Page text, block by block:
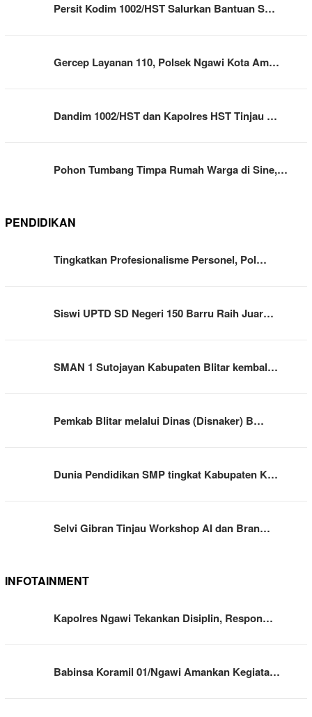
Persit Kodim 1002/HST Salurkan Bantuan S…
Gercep Layanan 110, Polsek Ngawi Kota Am…
Dandim 1002/HST dan Kapolres HST Tinjau …
Pohon Tumbang Timpa Rumah Warga di Sine,…
PENDIDIKAN
Tingkatkan Profesionalisme Personel, Pol…
Siswi UPTD SD Negeri 150 Barru Raih Juar…
SMAN 1 Sutojayan Kabupaten Blitar kembal…
Pemkab Blitar melalui Dinas (Disnaker) B…
Dunia Pendidikan SMP tingkat Kabupaten K…
Selvi Gibran Tinjau Workshop AI dan Bran…
INFOTAINMENT
Kapolres Ngawi Tekankan Disiplin, Respon…
Babinsa Koramil 01/Ngawi Amankan Kegiata…